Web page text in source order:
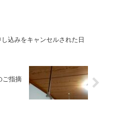
し込みをキャンセルされた日
ご指摘